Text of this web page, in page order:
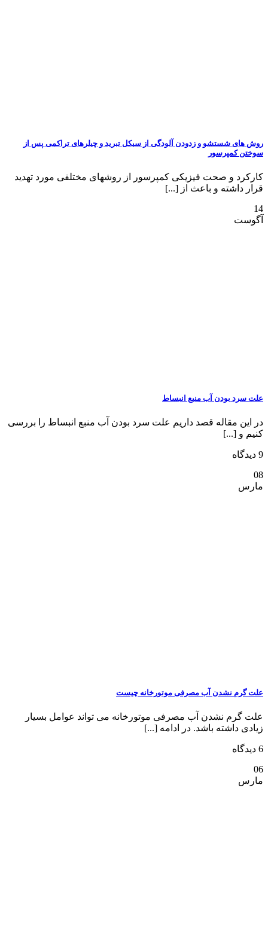
روش های شستشو و زدودن آلودگی از سیکل تبرید و چیلرهای تراکمی پس از
سوختن کمپرسور
کارکرد و صحت فیزیکی کمپرسور از روشهای مختلفی مورد تهدید
قرار داشته و باعث از [...]
14
آگوست
علت سرد بودن آب منبع انبساط
در این مقاله قصد داریم علت سرد بودن آب منبع انبساط را بررسی
کنیم و [...]
9 دیدگاه
08
مارس
علت گرم نشدن آب مصرفی موتورخانه چیست
علت گرم نشدن آب مصرفی موتورخانه می تواند عوامل بسیار
زیادی داشته باشد. در ادامه [...]
6 دیدگاه
06
مارس